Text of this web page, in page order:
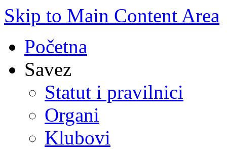
Skip to Main Content Area
Početna
Savez
Statut i pravilnici
Organi
Klubovi